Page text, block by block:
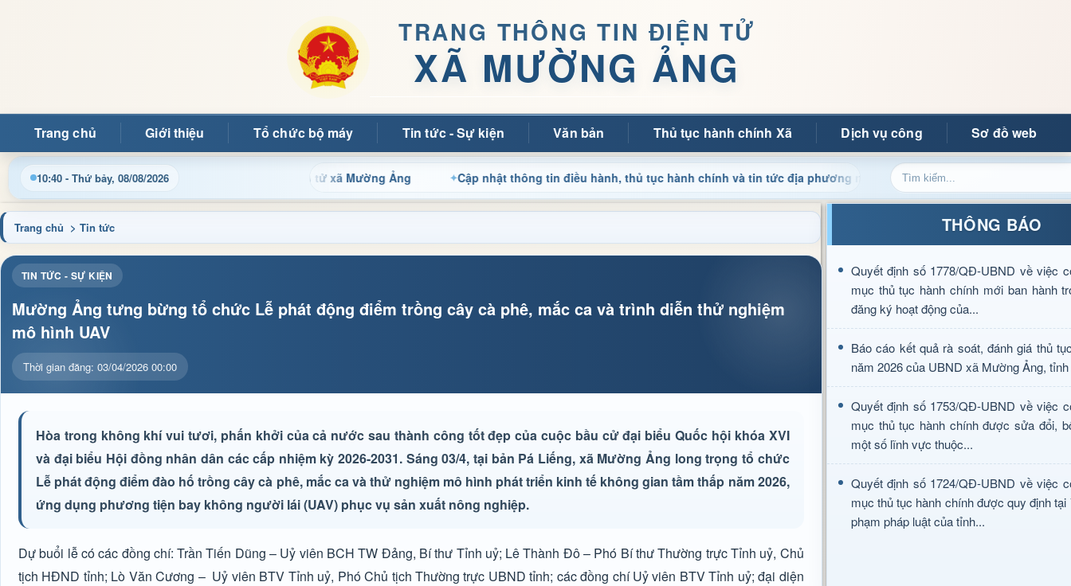
TRANG THÔNG TIN ĐIỆN TỬ
XÃ MƯỜNG ẢNG
Trang chủ Giới thiệu Tổ chức bộ máy Tin tức - Sự kiện Văn bản Thủ tục hành chính Xã Dịch vụ công Sơ đồ web
10:40 - Thứ bảy, 08/08/2026
quý bạn đọc đến với Trang thông tin điện tử xã Mường Ảng Cập nhật thông tin điều hành, thủ tục hành chính và tin tức địa phương nhanh chóng, chính xác
Trang chủ > Tin tức
TIN TỨC - SỰ KIỆN
Mường Ảng tưng bừng tổ chức Lễ phát động điểm trồng cây cà phê, mắc ca và trình diễn thử nghiệm
mô hình UAV
Thời gian đăng: 03/04/2026 00:00
Hòa trong không khí vui tươi, phấn khởi của cả nước sau thành công tốt đẹp của cuộc bầu cử đại biểu Quốc hội khóa XVI
và đại biểu Hội đồng nhân dân các cấp nhiệm kỳ 2026-2031. Sáng 03/4, tại bản Pá Liếng, xã Mường Ảng long trọng tổ chức
Lễ phát động điểm đào hố trồng cây cà phê, mắc ca và thử nghiệm mô hình phát triển kinh tế không gian tầm thấp năm 2026,
ứng dụng phương tiện bay không người lái (UAV) phục vụ sản xuất nông nghiệp.
Dự buổi lễ có các đồng chí: Trần Tiến Dũng – Uỷ viên BCH TW Đảng, Bí thư Tỉnh uỷ; Lê Thành Đô – Phó Bí thư Thường trực Tỉnh uỷ, Chủ
tịch HĐND tỉnh; Lò Văn Cương – Uỷ viên BTV Tỉnh uỷ, Phó Chủ tịch Thường trực UBND tỉnh; các đồng chí Uỷ viên BTV Tỉnh uỷ; đại diện
THÔNG BÁO
Quyết định số 1778/QĐ-UBND về việc
mục thủ tục hành chính mới ban hành
đăng ký hoạt động của...
Báo cáo kết quả rà soát, đánh giá thủ
năm 2026 của UBND xã Mường Ảng,
Quyết định số 1753/QĐ-UBND về việc
mục thủ tục hành chính được sửa đổi,
một số lĩnh vực thuộc...
Quyết định số 1724/QĐ-UBND về việc
mục thủ tục hành chính được quy định tại
phạm pháp luật của tỉnh...